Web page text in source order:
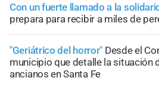
Con un fuerte llamado a la
prepara para recibir a miles de
"Geriátrico del horror" Desde el
municipio que detalle la situación
ancianos en Santa Fe